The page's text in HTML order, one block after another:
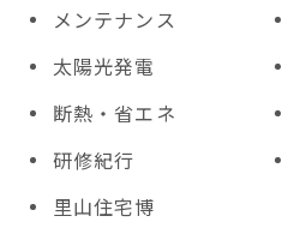
メンテナンス
太陽光発電
断熱・省エネ
研修紀行
里山住宅博